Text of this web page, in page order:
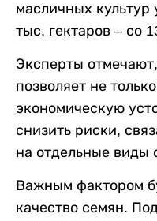
масличных культур
тыс. гектаров – со
Эксперты
позволяет не
экономическую
снизить риски,
на отдельные виды
Важным фактором
качество семян.